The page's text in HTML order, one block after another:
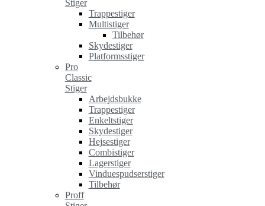
Stiger
Trappestiger
Multistiger
Tilbehør
Skydestiger
Platformsstiger
Pro
Classic
Stiger
Arbejdsbukke
Trappestiger
Enkeltstiger
Skydestiger
Hejsestiger
Combistiger
Lagerstiger
Vinduespudserstiger
Tilbehør
Proff